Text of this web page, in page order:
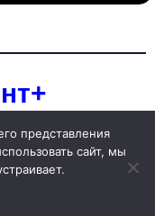
|Blogarise
представления
сайт, мы